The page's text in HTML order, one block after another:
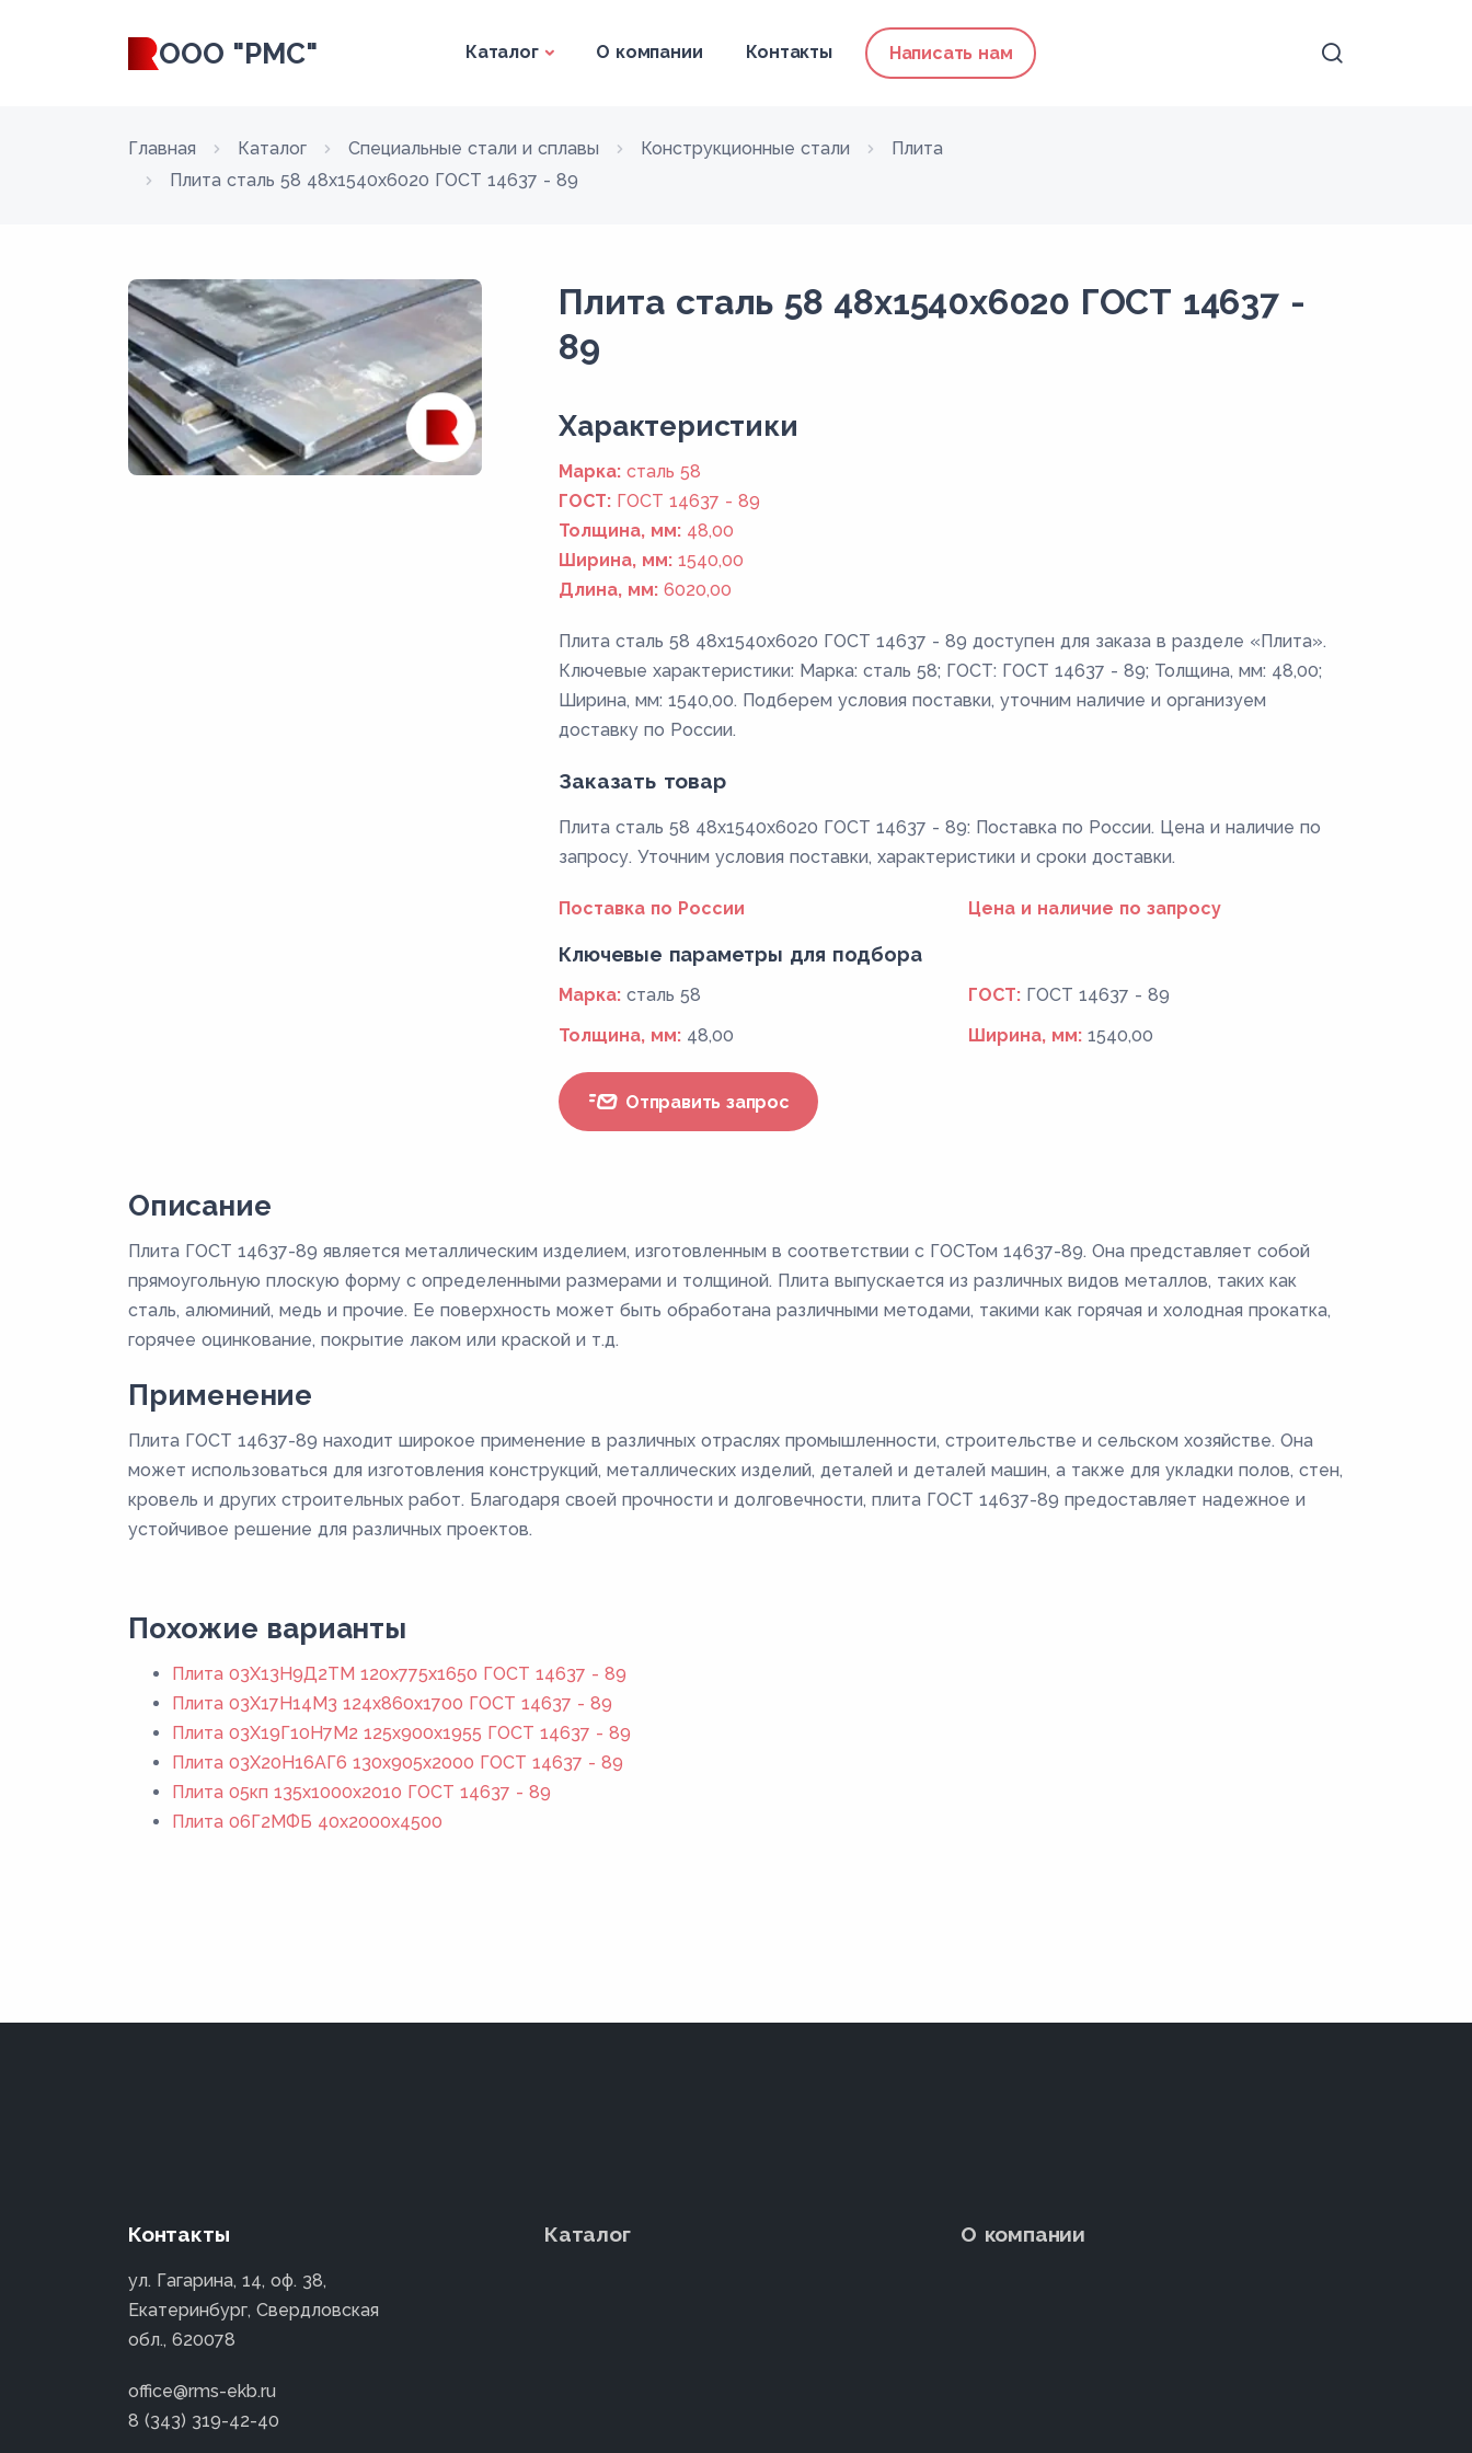
ООО "РМС" Каталог О компании Контакты Написать нам
Главная Каталог Специальные стали и сплавы Конструкционные стали
Плита
Плита сталь 58 48x1540x6020 ГОСТ 14637 - 89
Плита сталь 58 48x1540x6020 ГОСТ 14637 -
89
Xарактеристики
Марка: сталь 58
ГОСТ: ГОСТ 14637 - 89
Толщина, мм: 48,00
Ширина, мм: 1540,00
Длина, мм: 6020,00
Плита сталь 58 48x1540x6020 ГОСТ 14637 - 89 доступен для заказа в разделе «Плита».
Ключевые характеристики: Марка: сталь 58; ГОСТ: ГОСТ 14637 - 89; Толщина, мм: 48,00;
Ширина, мм: 1540,00. Подберем условия поставки, уточним наличие и организуем
доставку по России.
Заказать товар
Плита сталь 58 48x1540x6020 ГОСТ 14637 - 89: Поставка по России. Цена и наличие по
запросу. Уточним условия поставки, характеристики и сроки доставки.
Поставка по России Цена и наличие по запросу
Ключевые параметры для подбора
Марка: сталь 58 ГОСТ: ГОСТ 14637 - 89
Толщина, мм: 48,00 Ширина, мм: 1540,00
Отправить запрос
Описание
Плита ГОСТ 14637-89 является металлическим изделием, изготовленным в соответствии с ГОСТом 14637-89. Она представляет собой
прямоугольную плоскую форму с определенными размерами и толщиной. Плита выпускается из различных видов металлов, таких как
сталь, алюминий, медь и прочие. Ее поверхность может быть обработана различными методами, такими как горячая и холодная прокатка,
горячее оцинкование, покрытие лаком или краской и т.д.
Применение
Плита ГОСТ 14637-89 находит широкое применение в различных отраслях промышленности, строительстве и сельском хозяйстве. Она
может использоваться для изготовления конструкций, металлических изделий, деталей и деталей машин, а также для укладки полов, стен,
кровель и других строительных работ. Благодаря своей прочности и долговечности, плита ГОСТ 14637-89 предоставляет надежное и
устойчивое решение для различных проектов.
Похожие варианты
Плита 03Х13Н9Д2ТМ 120x775x1650 ГОСТ 14637 - 89
Плита 03Х17Н14М3 124x860x1700 ГОСТ 14637 - 89
Плита 03Х19Г10Н7М2 125x900x1955 ГОСТ 14637 - 89
Плита 03Х20Н16АГ6 130x905x2000 ГОСТ 14637 - 89
Плита 05кп 135x1000x2010 ГОСТ 14637 - 89
Плита 06Г2МФБ 40x2000x4500
Контакты
ул. Гагарина, 14, оф. 38,
Екатеринбург, Свердловская
обл., 620078
office@rms-ekb.ru
8 (343) 319-42-40
Каталог О компании